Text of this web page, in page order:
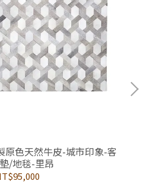
原色天然牛皮-城市印象-客
/地毯-里昂